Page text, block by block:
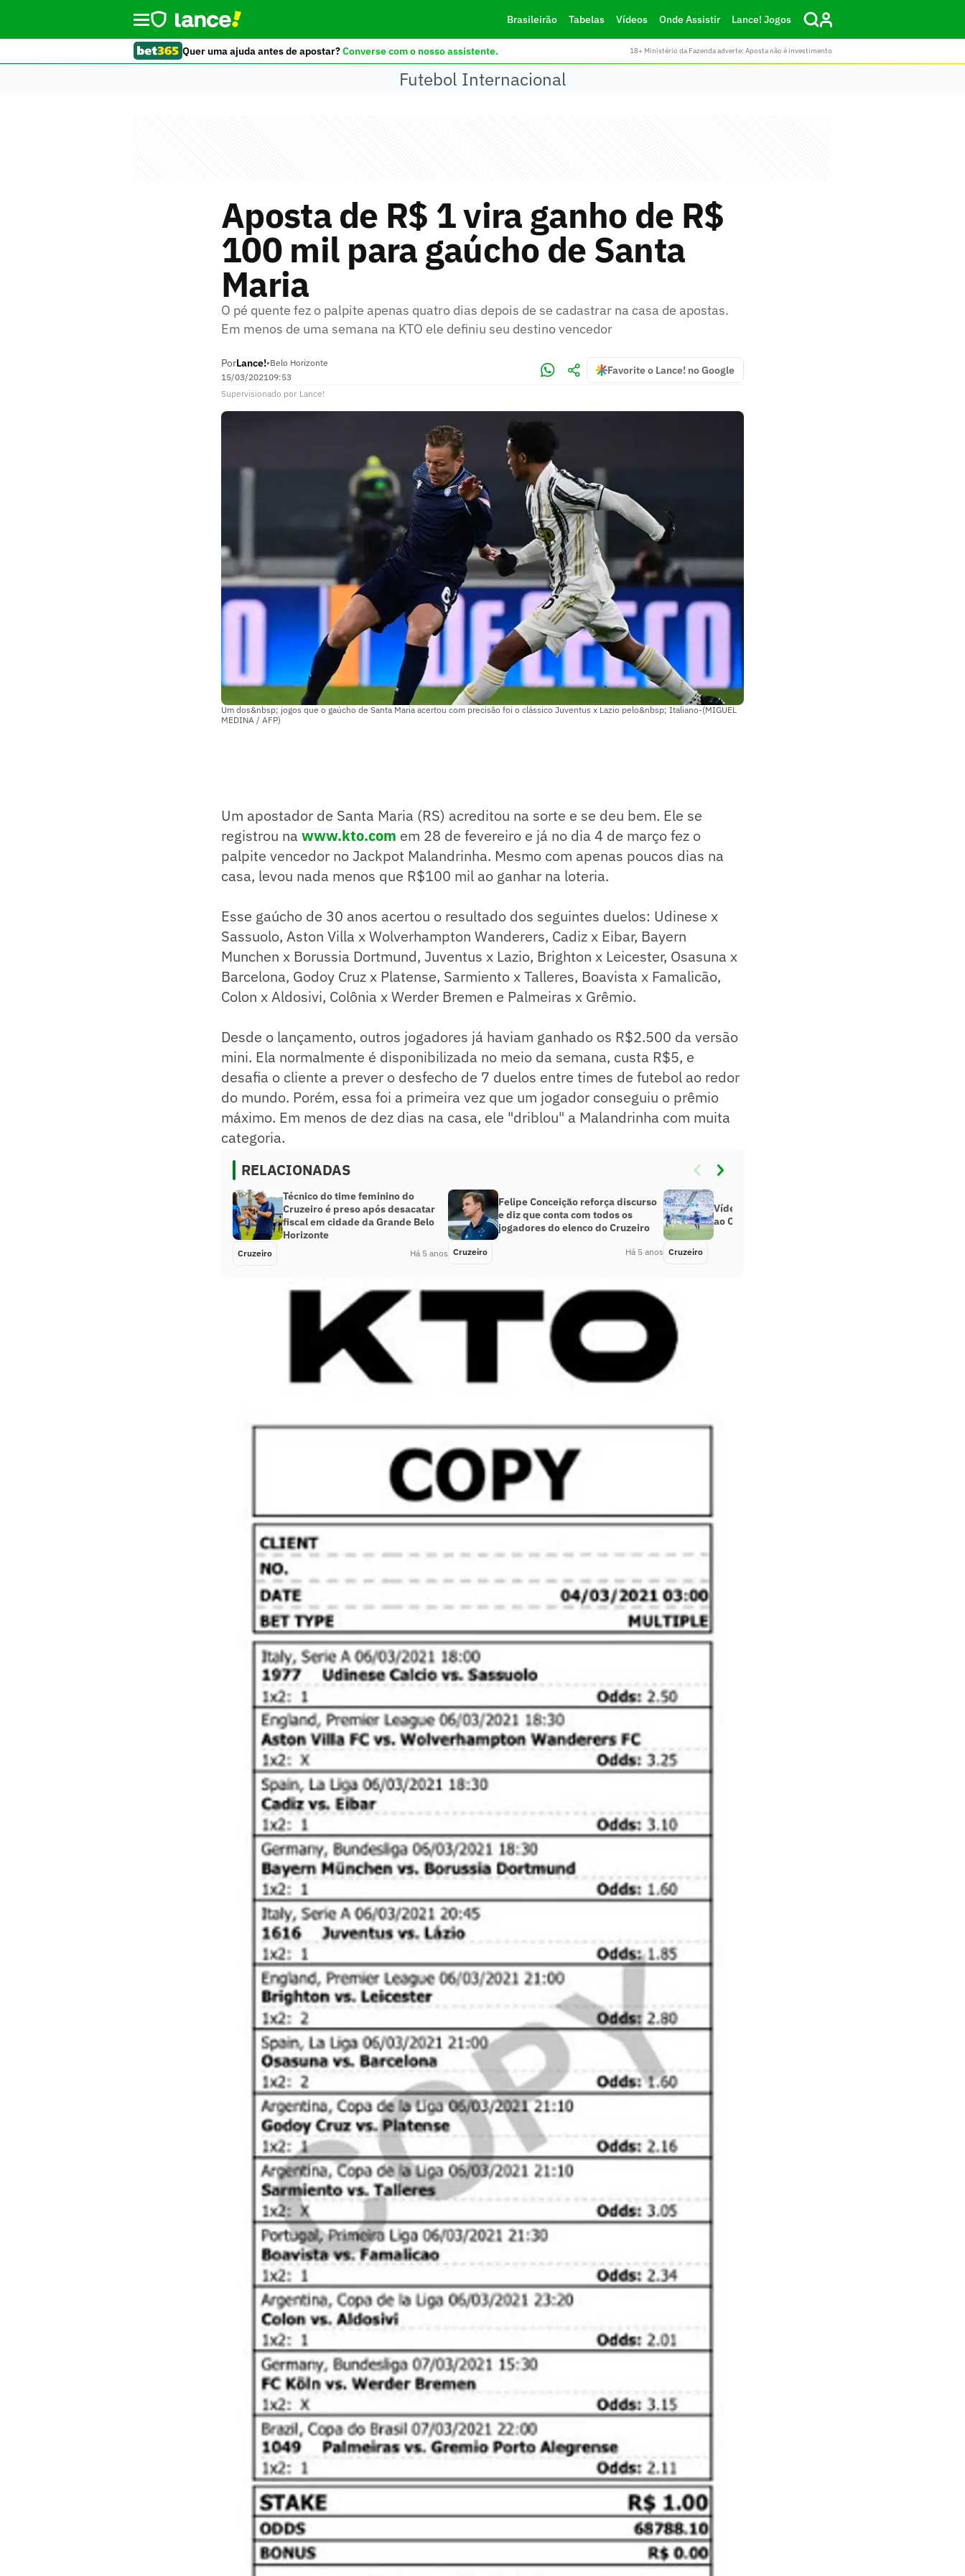
Brasileirão Tabelas Vídeos Onde Assistir Lance! Jogos
Quer uma ajuda antes de apostar?Converse com o nosso assistente. 18+ Ministério da Fazenda adverte: Aposta não é investimento
Futebol Internacional
Aposta de R$ 1 vira ganho de R$
100 mil para gaúcho de Santa
Maria
O pé quente fez o palpite apenas quatro dias depois de se cadastrar na casa de apostas.
Em menos de uma semana na KTO ele definiu seu destino vencedor
PorLance!•Belo Horizonte
15/03/202109:53
Favorite o Lance! no Google
Supervisionado por Lance!
Um dos&nbsp; jogos que o gaúcho de Santa Maria acertou com precisão foi o clássico Juventus x Lazio pelo&nbsp; Italiano-(MIGUEL
MEDINA / AFP)
Um apostador de Santa Maria (RS) acreditou na sorte e se deu bem. Ele se
registrou na www.kto.com em 28 de fevereiro e já no dia 4 de março fez o
palpite vencedor no Jackpot Malandrinha. Mesmo com apenas poucos dias na
casa, levou nada menos que R$100 mil ao ganhar na loteria.
Esse gaúcho de 30 anos acertou o resultado dos seguintes duelos: Udinese x
Sassuolo, Aston Villa x Wolverhampton Wanderers, Cadiz x Eibar, Bayern
Munchen x Borussia Dortmund, Juventus x Lazio, Brighton x Leicester, Osasuna x
Barcelona, Godoy Cruz x Platense, Sarmiento x Talleres, Boavista x Famalicão,
Colon x Aldosivi, Colônia x Werder Bremen e Palmeiras x Grêmio.
Desde o lançamento, outros jogadores já haviam ganhado os R$2.500 da versão
mini. Ela normalmente é disponibilizada no meio da semana, custa R$5, e
desafia o cliente a prever o desfecho de 7 duelos entre times de futebol ao redor
do mundo. Porém, essa foi a primeira vez que um jogador conseguiu o prêmio
máximo. Em menos de dez dias na casa, ele "driblou" a Malandrinha com muita
categoria.
RELACIONADAS
Técnico do time feminino do
Cruzeiro é preso após desacatar
fiscal em cidade da Grande Belo
Horizonte
Cruzeiro Há 5 anos
Felipe Conceição reforça discurso
e diz que conta com todos os
jogadores do elenco do Cruzeiro
Cruzeiro Há 5 anos
Vídeo: veja o gol que deu a vitória
ao Cruzeiro sobre o Athletic
Cruzeiro